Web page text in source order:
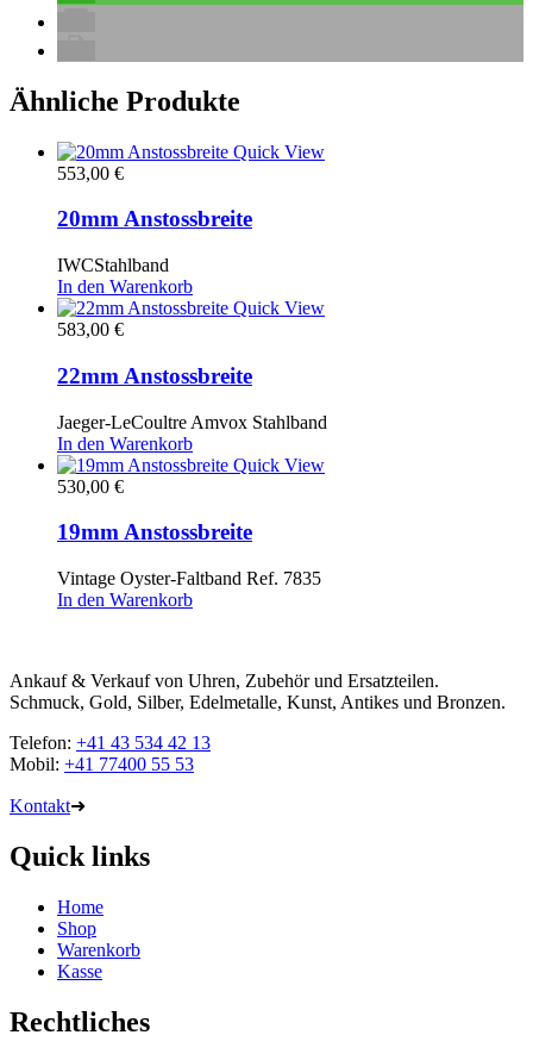
Ähnliche Produkte
Quick View
553,00 €
20mm Anstossbreite
IWCStahlband
In den Warenkorb
Quick View
583,00 €
22mm Anstossbreite
Jaeger-LeCoultre Amvox Stahlband
In den Warenkorb
Quick View
530,00 €
19mm Anstossbreite
Vintage Oyster-Faltband Ref. 7835
In den Warenkorb
Ankauf & Verkauf von Uhren, Zubehör und Ersatzteilen.
Schmuck, Gold, Silber, Edelmetalle, Kunst, Antikes und Bronzen.
Telefon: +41 43 534 42 13
Mobil: +41 77400 55 53
Kontakt➜
Quick links
Home
Shop
Warenkorb
Kasse
Rechtliches